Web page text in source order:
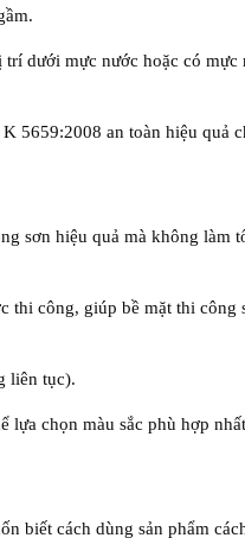
trí dưới mực nước hoặc có mực
5659:2008 an toàn hiệu quả
sơn hiệu quả mà không làm
thi công, giúp bề mặt thi công
liên tục).
lựa chọn màu sắc phù hợp
biết cách dùng sản phẩm